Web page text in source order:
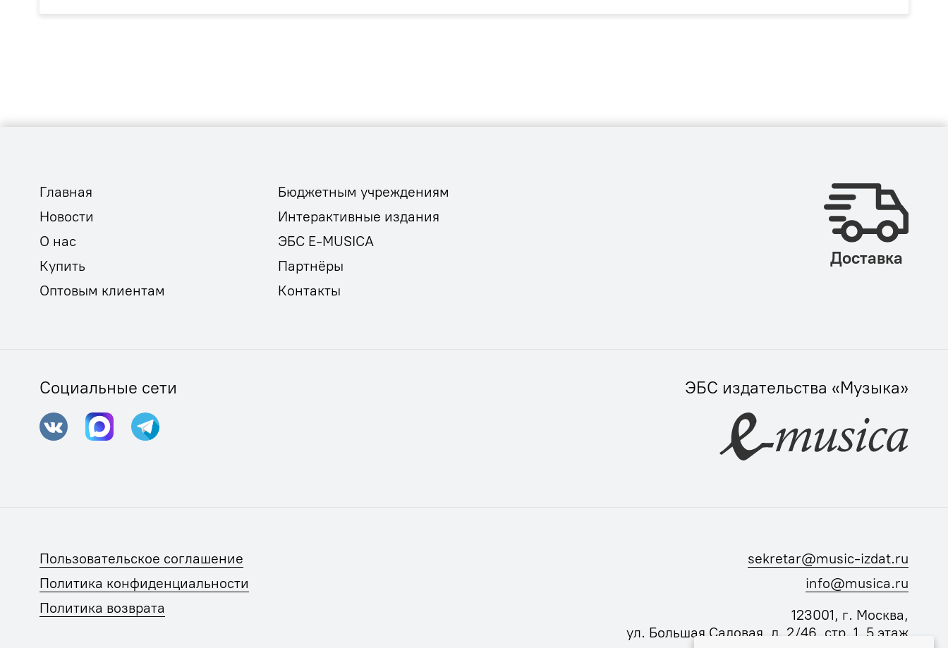
Главная
Новости
О нас
Купить
Оптовым клиентам
Бюджетным учреждениям
Интерактивные издания
ЭБС E-MUSICA
Партнёры
Контакты
Доставка
Социальные сети ЭБС издательства «Музыка»
Пользовательское соглашение
Политика конфиденциальности
Политика возврата
sekretar@music-izdat.ru
info@musica.ru
123001, г. Москва,
ул. Большая Садовая, д. 2/46, стр. 1, 5 этаж